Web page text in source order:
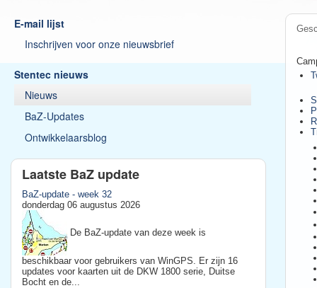
E-mail lijst
Inschrijven voor onze nieuwsbrief
Stentec nieuws
Nieuws
BaZ-Updates
Ontwikkelaarsblog
Laatste BaZ update
BaZ-update - week 32
donderdag 06 augustus 2026
De BaZ-update van deze week is
beschikbaar voor gebruikers van WinGPS. Er zijn 16
updates voor kaarten uit de DKW 1800 serie, Duitse
Bocht en de...